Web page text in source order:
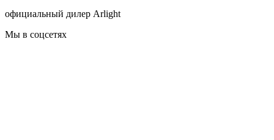
официальный дилер Arlight
Мы в соцсетях